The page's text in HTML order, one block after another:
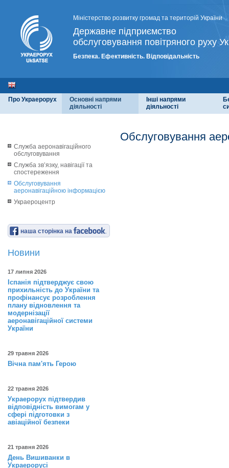
Міністерство розвитку громад та територій України
Державне підприємство
обслуговування повітряного руху
Безпека. Ефективність. Відповідальність
Про Украерорух
Основні напрями
діяльності
Інші напрями
діяльності
Служба аеронавігаційного
обслуговування
Служба зв’язку, навігації та
спостереження
Обслуговування
аеронавігаційною інформацією
Украероцентр
наша сторінка на
Новини
17 липня 2026
Іспанія підтверджує свою
прихильність до України та
профінансує розроблення
плану відновлення та
модернізації
аеронавігаційної системи
України
29 травня 2026
Вічна пам'ять Герою
22 травня 2026
Украерорух підтвердив
відповідність вимогам у
сфері підготовки з
авіаційної безпеки
21 травня 2026
День Вишиванки в
Украерорусі
Обслуговування